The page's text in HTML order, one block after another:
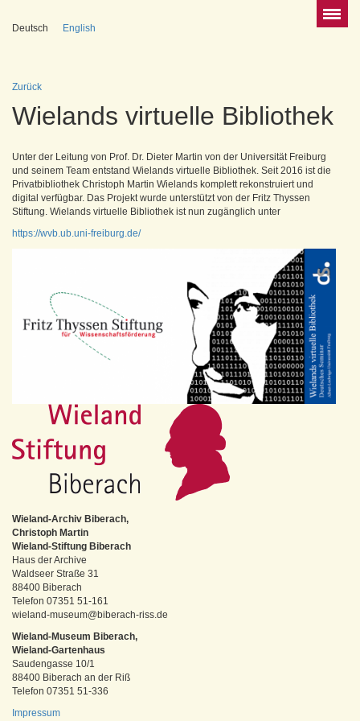
Deutsch English
Zurück
Wielands virtuelle Bibliothek
Unter der Leitung von Prof. Dr. Dieter Martin von der Universität Freiburg
und seinem Team entstand Wielands virtuelle Bibliothek. Seit 2016 ist die
Privatbibliothek Christoph Martin Wielands komplett rekonstruiert und
digital verfügbar. Das Projekt wurde unterstützt von der Fritz Thyssen
Stiftung. Wielands virtuelle Bibliothek ist nun zugänglich unter
https://wvb.ub.uni-freiburg.de/
Wieland-Archiv Biberach,
Christoph Martin
Wieland-Stiftung Biberach
Haus der Archive
Waldseer Straße 31
88400 Biberach
Telefon 07351 51-161
wieland-museum@biberach-riss.de
Wieland-Museum Biberach,
Wieland-Gartenhaus
Saudengasse 10/1
88400 Biberach an der Riß
Telefon 07351 51-336
Impressum